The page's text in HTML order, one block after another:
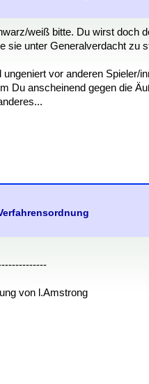
weiß bitte. Du wirst doch
sie unter Generalverdacht zu
vor anderen
Du anscheinend gegen die
von l.Amstrong